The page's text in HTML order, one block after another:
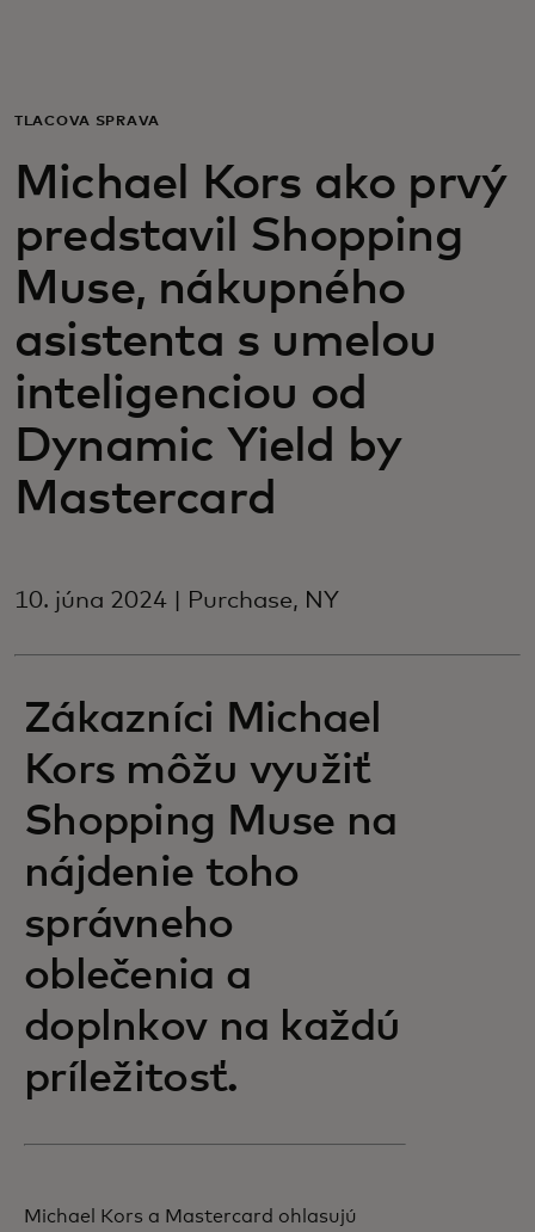
Pre firmy
Pre svet
Pre inovátorov
Novinky a trendy
TLAČOVÁ SPRÁVA
Michael Kors ako prvý
predstavil Shopping
Muse, nákupného
asistenta s umelou
inteligenciou od
Dynamic Yield by
Mastercard
10. júna 2024 | Purchase, NY
Zákazníci Michael
Kors môžu využiť
Shopping Muse na
nájdenie toho
správneho
oblečenia a
doplnkov na každú
príležitosť.
Michael Kors a Mastercard ohlasujú